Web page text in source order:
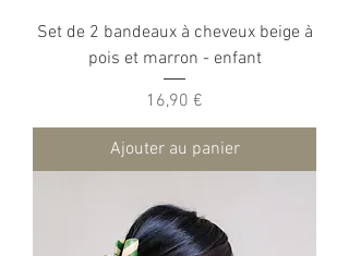
Set de 2 bandeaux à cheveux beige à
pois et marron - enfant
Prix
16,90 €
Ajouter au panier